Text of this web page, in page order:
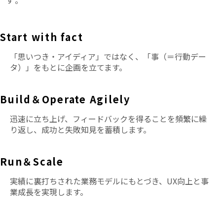
Start with fact
「思いつき・アイディア」ではなく、「事（＝行動デー
タ）」をもとに企画を立てます。
Build＆Operate Agilely
迅速に立ち上げ、フィードバックを得ることを頻繁に繰
り返し、成功と失敗知見を蓄積します。
Run＆Scale
実績に裏打ちされた業務モデルにもとづき、UX向上と事
業成長を実現します。